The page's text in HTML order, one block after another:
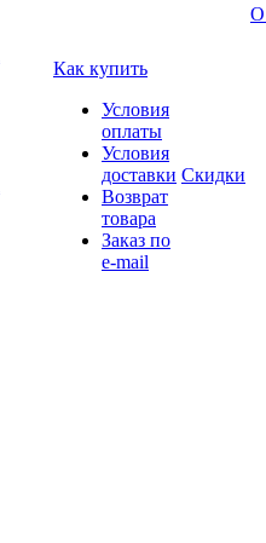
Как купить
Условия
оплаты
Условия
доставки
Возврат
товара
Заказ по
e-mail
Скидки
О